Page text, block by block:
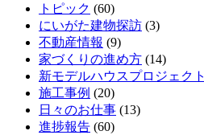
トピック (60)
にいがた建物探訪 (3)
不動産情報 (9)
家づくりの進め方 (14)
新モデルハウスプロジェクト
施工事例 (20)
日々のお仕事 (13)
進捗報告 (60)